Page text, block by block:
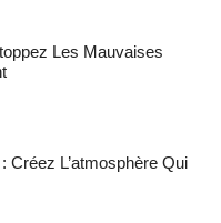
Les Mauvaises
Créez L’atmosphère Qui